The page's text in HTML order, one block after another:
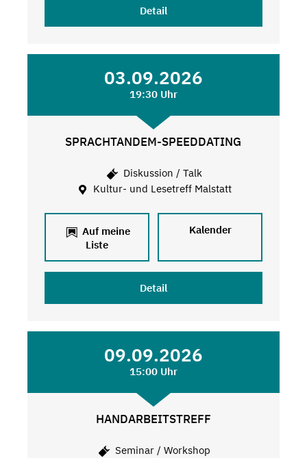
Detail
03.09.2026
19:30 Uhr
SPRACHTANDEM-SPEEDDATING
Diskussion / Talk
Kultur- und Lesetreff Malstatt
Auf meine
Liste
Kalender
Detail
09.09.2026
15:00 Uhr
HANDARBEITSTREFF
Seminar / Workshop